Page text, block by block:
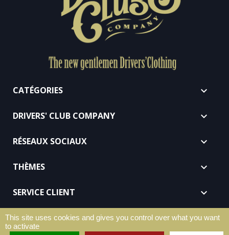
CATÉGORIES 
DRIVERS' CLUB COMPANY 
RÉSEAUX SOCIAUX 
THÈMES 
SERVICE CLIENT 
REVENDEURS 
This site uses cookies and gives you control over what you want
to activate